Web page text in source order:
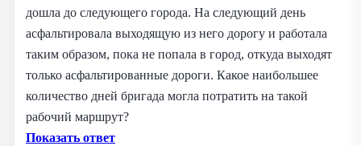
дошла до следующего города. На следующий день
асфальтировала выходящую из него дорогу и работала
таким образом, пока не попала в город, откуда выходят
только асфальтированные дороги. Какое наибольшее
количество дней бригада могла потратить на такой
рабочий маршрут?
Показать ответ